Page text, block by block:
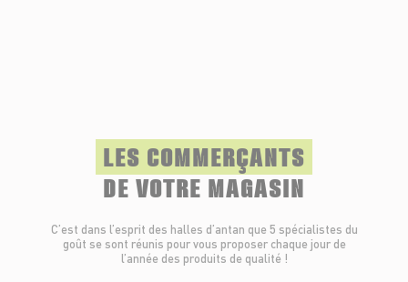
LES COMMERÇANTS
DE VOTRE MAGASIN
C’est dans l’esprit des halles d’antan que 5 spécialistes du
goût se sont réunis pour vous proposer chaque jour de
l’année des produits de qualité !